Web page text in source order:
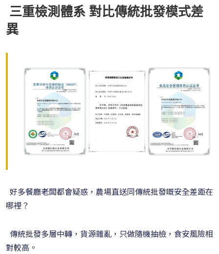
三重檢測體系 對比傳統批發模式差
異
好多餐廳老闆都會疑惑，農場直送同傳統批發嘅安全差距在
哪裡？
傳統批發多層中轉，貨源雜亂，只做隨機抽檢，食安風險相
對較高。